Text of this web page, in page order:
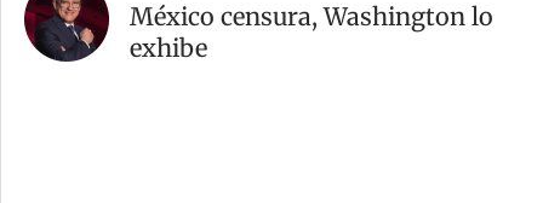
México censura, Washington lo
exhibe